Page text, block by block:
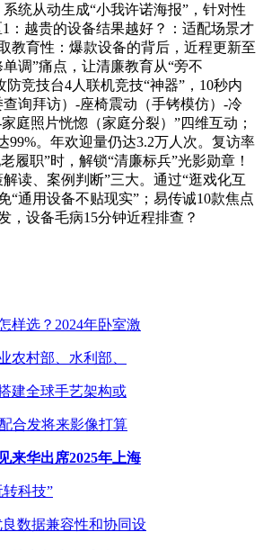
统从动生成“小我许诺海报”，针对性
：越贵的设备结果越好？：适配场景才
教育性：爆款设备的背后，近程更新至
调”痛点，让清廉教育从“旁不
防竞技台4人联机竞技“神器”，10秒内
询拜访）-座椅震动（手铐模仿）-冷
庭照片恍惚（家庭分裂）”四维互动；
99%。年欢迎量仍达3.2万人次。复访率
履职”时，解锁“清廉标兵”光影勋章！
读、案例判断”三大。通过“逛戏化互
“通用设备不贴现实”；易传诚10款焦点
，设备毛病15分钟近程排查？
样选？2024年卧室激
农村部、水利部、
建全球手艺架构或
合发将来影像打算
来华出席2025年上海
科技”
数据兼容性和协同设